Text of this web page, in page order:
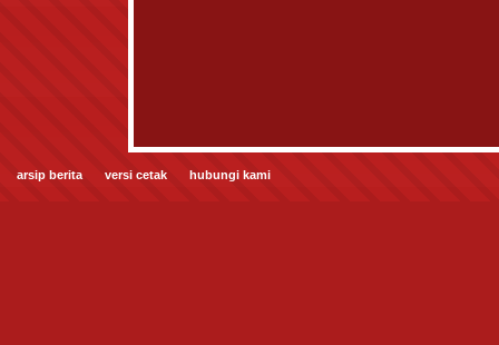
arsip berita versi cetak hubungi kami